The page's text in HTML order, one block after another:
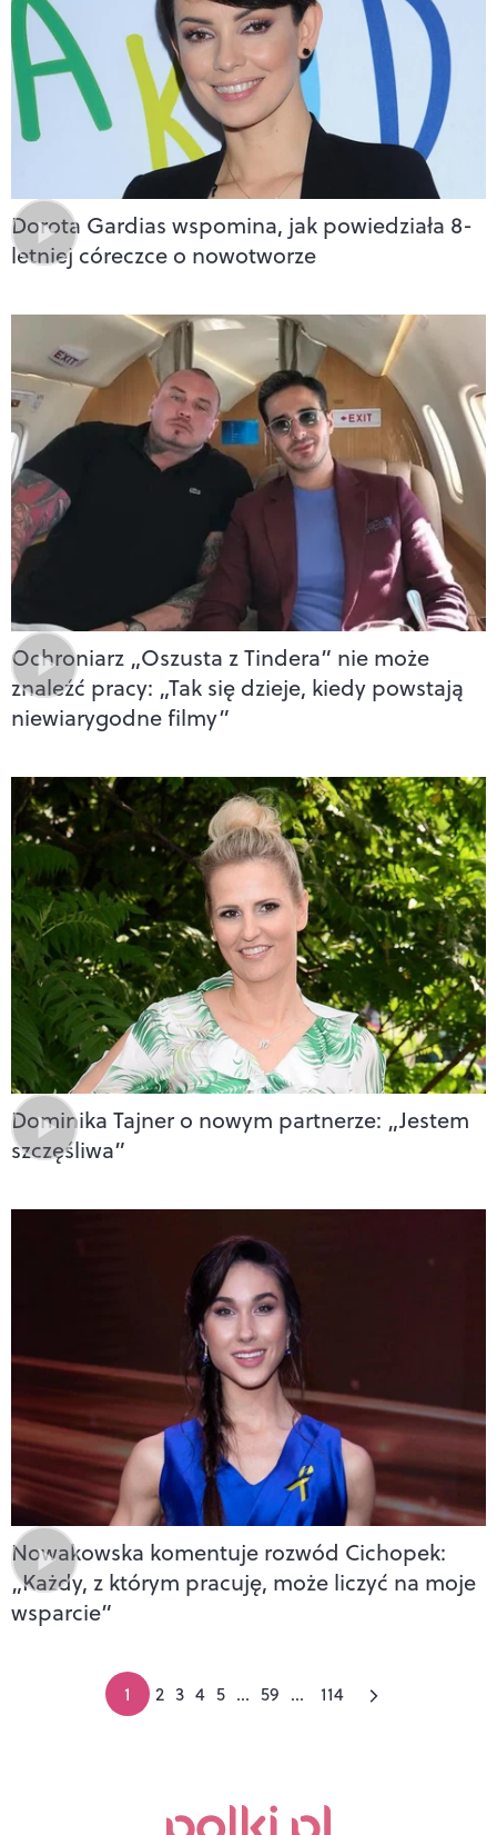
Dorota Gardias wspomina, jak powiedziała 8-
letniej córeczce o nowotworze
Ochroniarz „Oszusta z Tindera” nie może
znaleźć pracy: „Tak się dzieje, kiedy powstają
niewiarygodne filmy”
Dominika Tajner o nowym partnerze: „Jestem
szczęśliwa”
Nowakowska komentuje rozwód Cichopek:
„Każdy, z którym pracuję, może liczyć na moje
wsparcie”
1 2 3 4 5 ... 59 ... 114